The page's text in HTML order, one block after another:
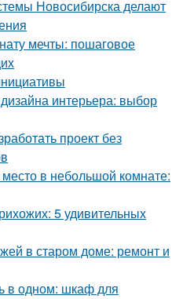
Новосибирска делают
мечты: пошаговое
интерьера: выбор
проект без
в небольшой комнате:
5 удивительных
в старом доме: ремонт и
в одном: шкаф для